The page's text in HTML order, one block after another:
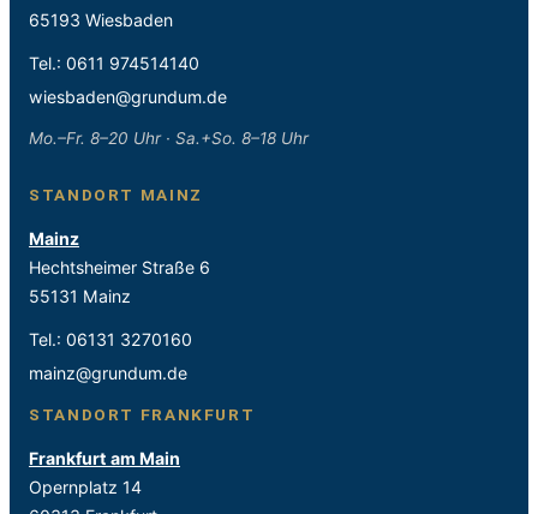
65193 Wiesbaden
Tel.: 0611 974514140
wiesbaden@grundum.de
Mo.–Fr. 8–20 Uhr · Sa.+So. 8–18 Uhr
STANDORT MAINZ
Mainz
Hechtsheimer Straße 6
55131 Mainz
Tel.: 06131 3270160
mainz@grundum.de
STANDORT FRANKFURT
Frankfurt am Main
Opernplatz 14